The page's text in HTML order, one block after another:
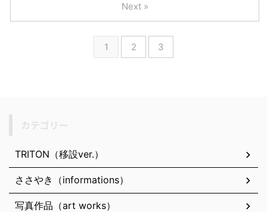
1 2 3
Next »
TRITON（移設ver.）
ささやき（informations）
写真作品（art works）